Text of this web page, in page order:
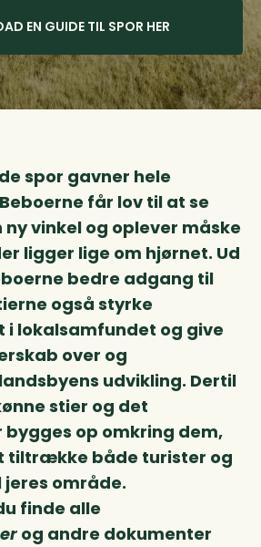
EN GUIDE TIL SPOR HER
spor gavner hele
Beboerne får lov til at se
ny vinkel og oplever måske
ligger lige om hjørnet. Ud
bedre adgang til
også styrke
i lokalsamfundet og give
over og
udvikling. Dertil
stier og det
bygges op omkring dem,
tiltrække både turister og
jeres område.
finde alle
og andre dokumenter